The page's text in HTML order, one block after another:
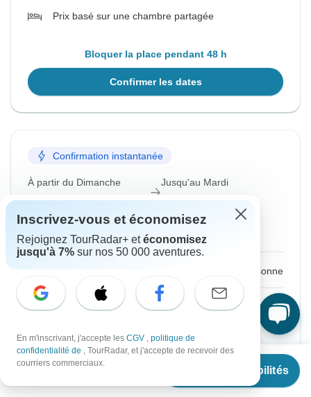
À partir de
Voir les disponibilités
Prix basé sur une chambre partagée
Bloquer la place pendant 48 h
Confirmer les dates
Confirmation instantanée
À partir du Dimanche
6 sept., 2026
Jusqu'au Mardi
15 sept., 2026
Anglais
par personne
S'inscrire pour réaliser des économies
Bloquer la place pendant 48 h
Confirmer les dates
Inscrivez-vous et économisez
Rejoignez TourRadar+ etéconomisez
jusqu'à 7% sur nos 50 000 aventures.
En m'inscrivant, j'accepte les CGV , politique de
confidentialité de , TourRadar, et j'accepte de recevoir des
courriers commerciaux.